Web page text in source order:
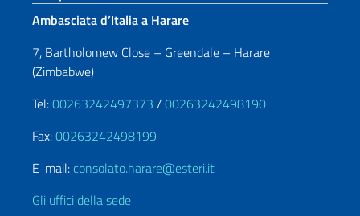
Ambasciata d’Italia a Harare
7, Bartholomew Close – Greendale – Harare
(Zimbabwe)
Tel:00263242497373 /00263242498190
Fax:00263242498199
E-mail: consolato.harare@esteri.it
Gli uffici della sede